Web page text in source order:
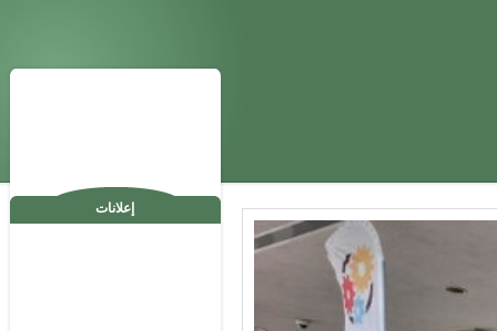
إعلانات